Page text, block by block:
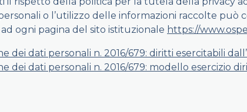
o l’utilizzo delle informazioni raccolte
ogni pagina del sito istituzionale https://
dati personali n. 2016/679: diritti esercitabili
dei dati personali n. 2016/679: modello esercizio